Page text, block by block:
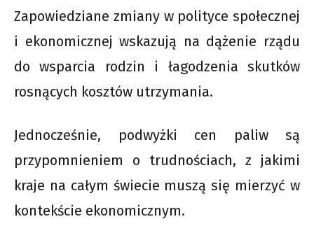
Zapowiedziane zmiany w polityce społecznej
i ekonomicznej wskazują na dążenie rządu
do wsparcia rodzin i łagodzenia skutków
rosnących kosztów utrzymania.
Jednocześnie, podwyżki cen paliw są
przypomnieniem o trudnościach, z jakimi
kraje na całym świecie muszą się mierzyć w
kontekście ekonomicznym.